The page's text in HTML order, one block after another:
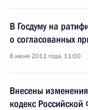
В Госдуму на
о согласованных
6 июня 2011 года, 11:00
Внесены
кодекс